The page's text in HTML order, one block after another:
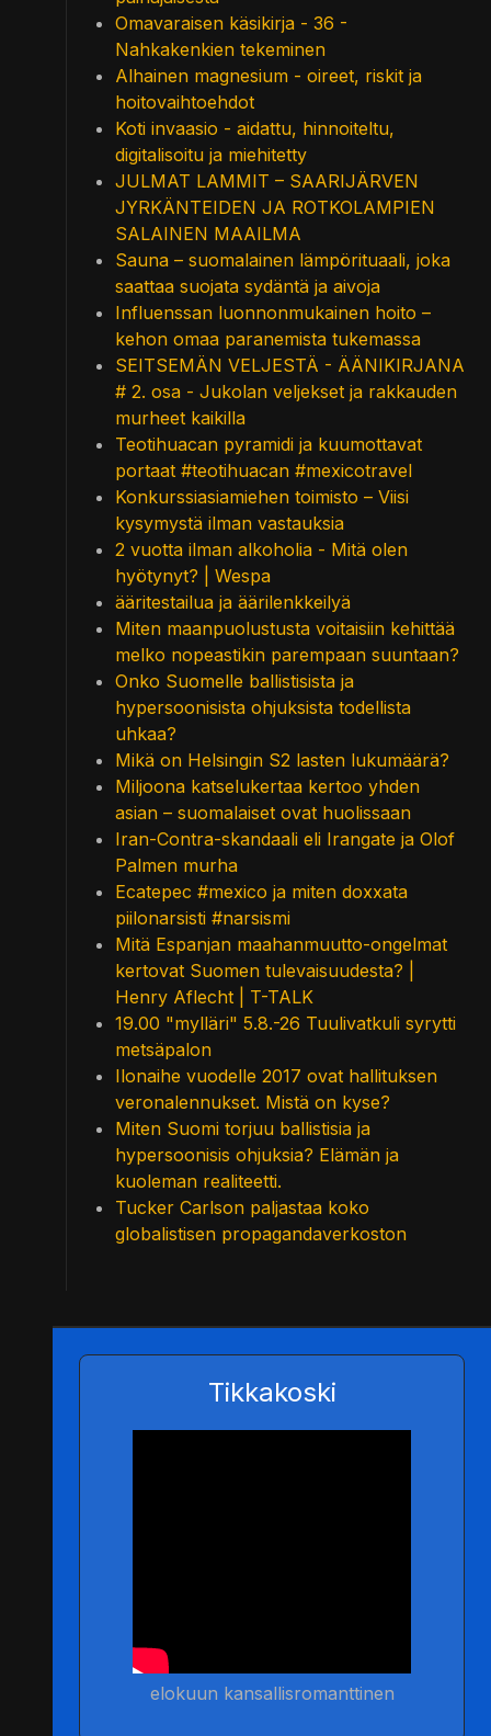
Omavaraisen käsikirja - 36 -
Nahkakenkien tekeminen
Alhainen magnesium - oireet, riskit ja
hoitovaihtoehdot
Koti invaasio - aidattu, hinnoiteltu,
digitalisoitu ja miehitetty
JULMAT LAMMIT – SAARIJÄRVEN
JYRKÄNTEIDEN JA ROTKOLAMPIEN
SALAINEN MAAILMA
Sauna – suomalainen lämpörituaali, joka
saattaa suojata sydäntä ja aivoja
Influenssan luonnonmukainen hoito –
kehon omaa paranemista tukemassa
SEITSEMÄN VELJESTÄ - ÄÄNIKIRJANA
# 2. osa - Jukolan veljekset ja rakkauden
murheet kaikilla
Teotihuacan pyramidi ja kuumottavat
portaat #teotihuacan #mexicotravel
Konkurssiasiamiehen toimisto – Viisi
kysymystä ilman vastauksia
2 vuotta ilman alkoholia - Mitä olen
hyötynyt? | Wespa
ääritestailua ja äärilenkkeilyä
Miten maanpuolustusta voitaisiin kehittää
melko nopeastikin parempaan suuntaan?
Onko Suomelle ballistisista ja
hypersoonisista ohjuksista todellista
uhkaa?
Mikä on Helsingin S2 lasten lukumäärä?
Miljoona katselukertaa kertoo yhden
asian – suomalaiset ovat huolissaan
Iran-Contra-skandaali eli Irangate ja Olof
Palmen murha
Ecatepec #mexico ja miten doxxata
piilonarsisti #narsismi
Mitä Espanjan maahanmuutto-ongelmat
kertovat Suomen tulevaisuudesta? |
Henry Aflecht | T-TALK
19.00 "mylläri" 5.8.-26 Tuulivatkuli syrytti
metsäpalon
Ilonaihe vuodelle 2017 ovat hallituksen
veronalennukset. Mistä on kyse?
Miten Suomi torjuu ballistisia ja
hypersoonisis ohjuksia? Elämän ja
kuoleman realiteetti.
Tucker Carlson paljastaa koko
globalistisen propagandaverkoston
Tikkakoski
elokuun kansallisromanttinen